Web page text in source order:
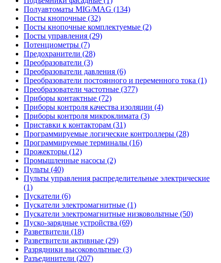
Полуавтоматы MIG/MAG (134)
Посты кнопочные (32)
Посты кнопочные комплектуемые (2)
Посты управления (29)
Потенциометры (7)
Предохранители (28)
Преобразователи (3)
Преобразователи давления (6)
Преобразователи постоянного и переменного тока (1)
Преобразователи частотные (377)
Приборы контактные (72)
Приборы контроля качества изоляции (4)
Приборы контроля микроклимата (3)
Приставки к контакторам (31)
Программируемые логические контроллеры (28)
Программируемые терминалы (16)
Прожекторы (12)
Промышленные насосы (2)
Пульты (40)
Пульты управления распределительные электрические
(1)
Пускатели (6)
Пускатели электромагнитные (1)
Пускатели электромагнитные низковольтные (50)
Пуско-зарядные устройства (69)
Разветвители (18)
Разветвители активные (29)
Разрядники высоковольтные (3)
Разъединители (207)